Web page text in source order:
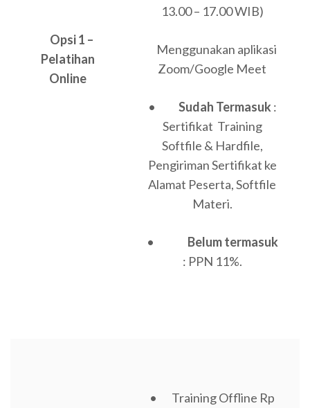
Opsi 1 –
Pelatihan
Online
13.00 – 17.00 WIB)
Menggunakan aplikasi
Zoom/Google Meet
• Sudah Termasuk :
Sertifikat Training
Softfile & Hardfile,
Pengiriman Sertifikat ke
Alamat Peserta, Softfile
Materi.
• Belum termasuk
: PPN 11%.
• Training Offline Rp